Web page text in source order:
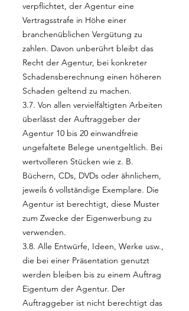
verpflichtet, der Agentur eine
Vertragsstrafe in Höhe einer
branchenüblichen Vergütung zu
zahlen. Davon unberührt bleibt das
Recht der Agentur, bei konkreter
Schadensberechnung einen höheren
Schaden geltend zu machen.
3.7. Von allen vervielfältigten Arbeiten
überlässt der Auftraggeber der
Agentur 10 bis 20 einwandfreie
ungefaltete Belege unentgeltlich. Bei
wertvolleren Stücken wie z. B.
Büchern, CDs, DVDs oder ähnlichem,
jeweils 6 vollständige Exemplare. Die
Agentur ist berechtigt, diese Muster
zum Zwecke der Eigenwerbung zu
verwenden.
3.8. Alle Entwürfe, Ideen, Werke usw.,
die bei einer Präsentation genutzt
werden bleiben bis zu einem Auftrag
Eigentum der Agentur. Der
Auftraggeber ist nicht berechtigt das